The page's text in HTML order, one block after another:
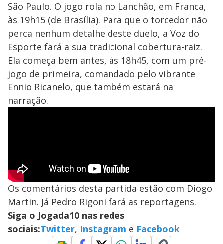
São Paulo. O jogo rola no Lanchão, em Franca,
às 19h15 (de Brasília). Para que o torcedor não
perca nenhum detalhe deste duelo, a Voz do
Esporte fará a sua tradicional cobertura-raiz.
Ela começa bem antes, às 18h45, com um pré-
jogo de primeira, comandado pelo vibrante
Ennio Ricanelo, que também estará na
narração.
Os comentários desta partida estão com Diogo
Martin. Já Pedro Rigoni fará as reportagens.
Siga o Jogada10 nas redes
sociais:Twitter, Instagram e Facebook